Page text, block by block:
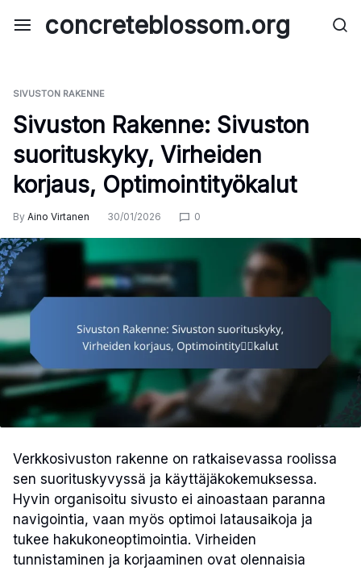
concreteblossom.org
SIVUSTON RAKENNE
Sivuston Rakenne: Sivuston
suorituskyky, Virheiden
korjaus, Optimointityökalut
By Aino Virtanen 30/01/2026 0
Verkkosivuston rakenne on ratkaisevassa roolissa
sen suorituskyvyssä ja käyttäjäkokemuksessa.
Hyvin organisoitu sivusto ei ainoastaan paranna
navigointia, vaan myös optimoi latausaikoja ja
tukee hakukoneoptimointia. Virheiden
tunnistaminen ja korjaaminen ovat olennaisia